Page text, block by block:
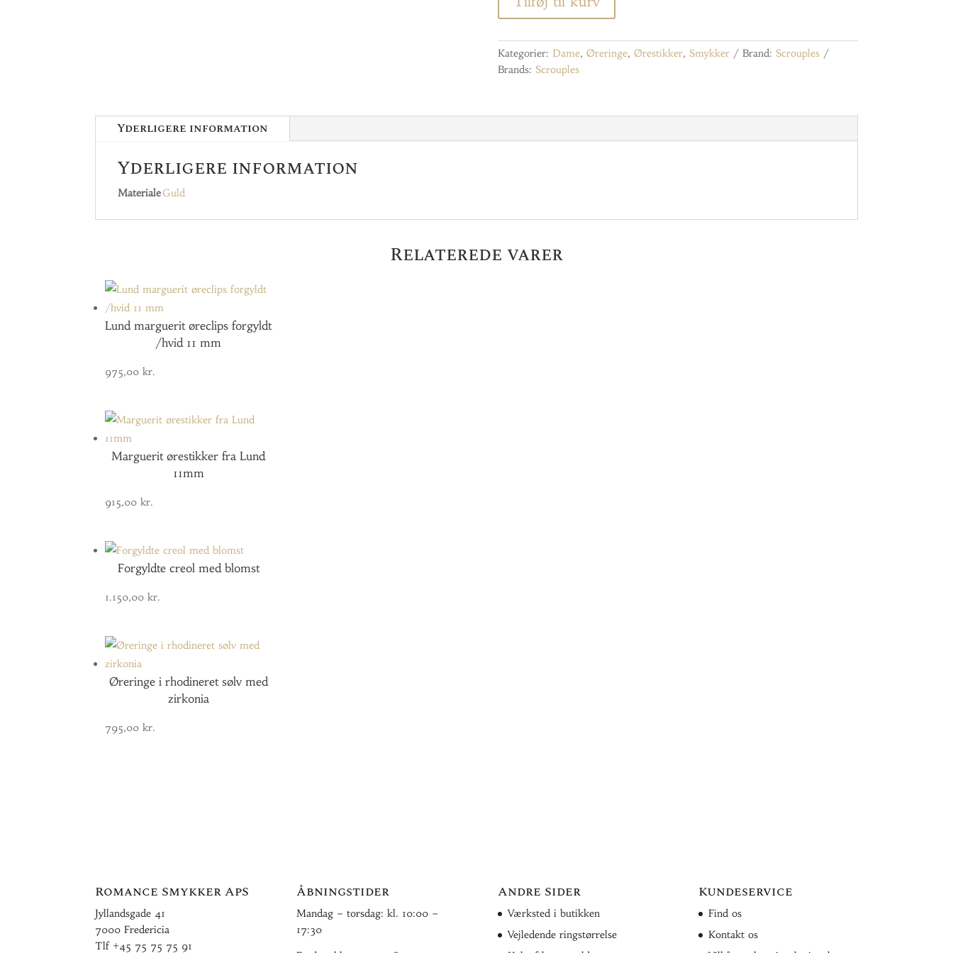
Kategorier: Dame, Øreringe, Ørestikker, Smykker Brand: Scrouples
Brands: Scrouples
Yderligere information
Yderligere information
MaterialeGuld
Relaterede varer
Lund marguerit øreclips forgyldt
/hvid 11 mm
975,00kr.
Marguerit ørestikker fra Lund
11mm
915,00kr.
Forgyldte creol med blomst
1.150,00kr.
Øreringe i rhodineret sølv med
zirkonia
795,00kr.
Romance Smykker ApS
Jyllandsgade 41
7000 Fredericia
Tlf +45 75 75 75 91
Åbningstider
Mandag – torsdag: kl. 10:00 –
17:30
Andre Sider
Værksted i butikken
Vejledende ringstørrelse
Kundeservice
Find os
Kontakt os